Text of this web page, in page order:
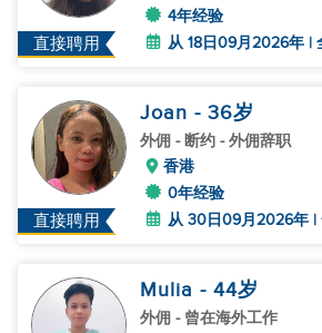
直接聘用
4年经验
从 18日09月2026年 |
直接聘用
Joan - 36岁
外佣 - 断约 - 外佣辞职
香港
0年经验
从 30日09月2026年 |
Mulia - 44岁
外佣 - 曾在海外工作